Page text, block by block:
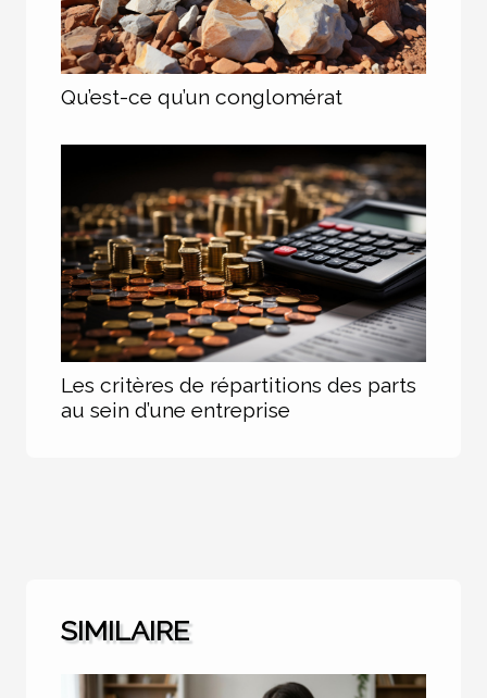
Qu’est-ce qu’un conglomérat
Les critères de répartitions des parts
au sein d’une entreprise
SIMILAIRE